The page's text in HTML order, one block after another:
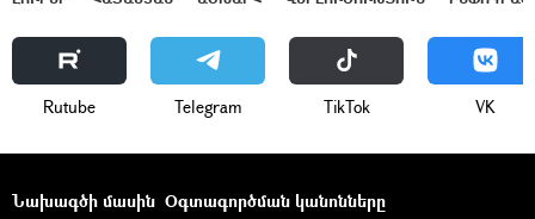
Rutube Telegram ТikТоk VK
Նախագծի մասին Օգտագործման կանոնները